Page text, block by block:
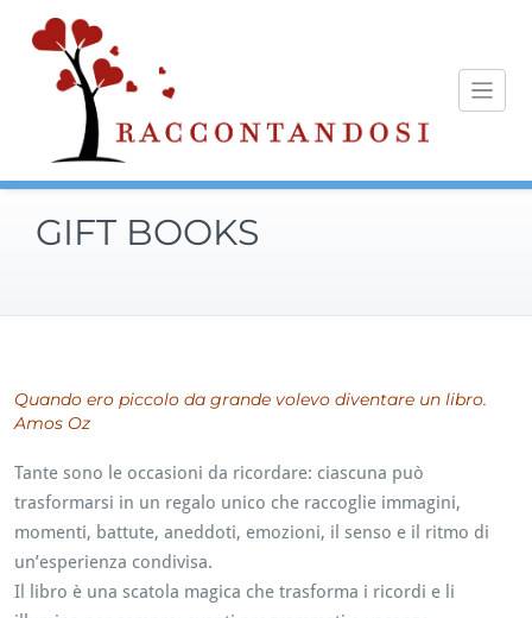
content
GIFT BOOKS
Quando ero piccolo da grande volevo diventare un libro.
Amos Oz
Tante sono le occasioni da ricordare: ciascuna può
trasformarsi in un regalo unico che raccoglie immagini,
momenti, battute, aneddoti, emozioni, il senso e il ritmo di
un’esperienza condivisa.
Il libro è una scatola magica che trasforma i ricordi e li